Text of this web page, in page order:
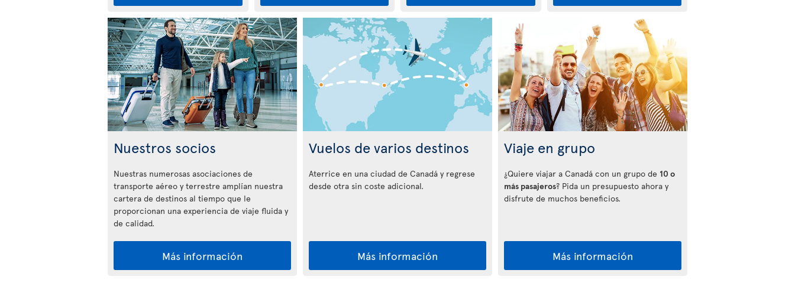
Nuestros socios
Nuestras numerosas asociaciones de
transporte aéreo y terrestre amplían nuestra
cartera de destinos al tiempo que le
proporcionan una experiencia de viaje fluida y
de calidad.
Más información
Vuelos de varios destinos
Aterrice en una ciudad de Canadá y regrese
desde otra sin coste adicional.
Más información
Viaje en grupo
¿Quiere viajar a Canadá con un grupo de 10 o
más pasajeros? Pida un presupuesto ahora y
disfrute de muchos beneficios.
Más información